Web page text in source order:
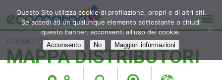
ECOMOTORI
MAPPA DISTRIBUTORI
Questo Sito utilizza cookie di profilazione, propri e di altri siti.
Se accedi ad un qualunque elemento sottostante o chiudi
questo banner, acconsenti all'uso dei cookie.
Acconsento No Maggiori informazioni